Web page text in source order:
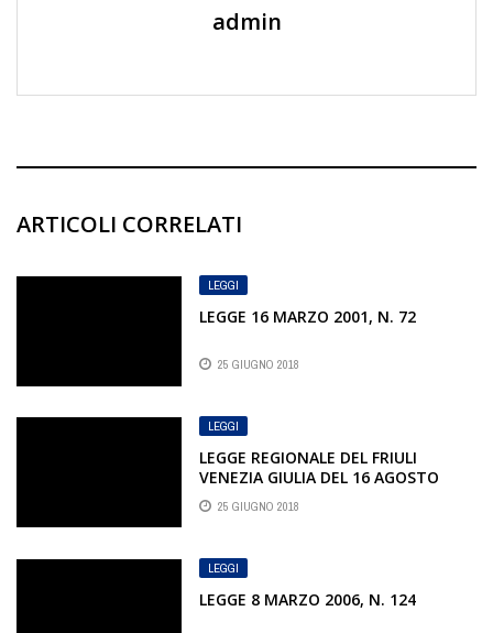
admin
ARTICOLI CORRELATI
LEGGI
LEGGE 16 MARZO 2001, N. 72
25 GIUGNO 2018
LEGGI
LEGGE REGIONALE DEL FRIULI
VENEZIA GIULIA DEL 16 AGOSTO
2000, N. 16
25 GIUGNO 2018
LEGGI
LEGGE 8 MARZO 2006, N. 124